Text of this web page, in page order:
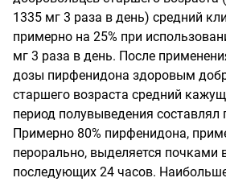
1335 мг 3 раза в день) средний
примерно на 25% при
мг 3 раза в день. После
дозы пирфенидона здоровым
старшего возраста средний
период полувыведения составлял
Примерно 80% пирфенидона,
перорально, выделяется почками
последующих 24 часов.